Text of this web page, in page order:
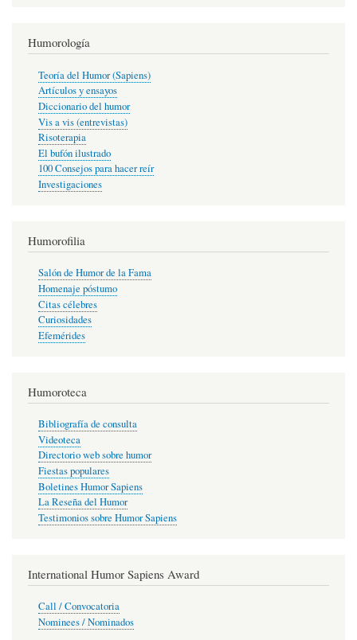
Humorología
Teoría del Humor (Sapiens)
Artículos y ensayos
Diccionario del humor
Vis a vis (entrevistas)
Risoterapia
El bufón ilustrado
100 Consejos para hacer reír
Investigaciones
Humorofilia
Salón de Humor de la Fama
Homenaje póstumo
Citas célebres
Curiosidades
Efemérides
Humoroteca
Bibliografía de consulta
Videoteca
Directorio web sobre humor
Fiestas populares
Boletines Humor Sapiens
La Reseña del Humor
Testimonios sobre Humor Sapiens
International Humor Sapiens Award
Call / Convocatoria
Nominees / Nominados